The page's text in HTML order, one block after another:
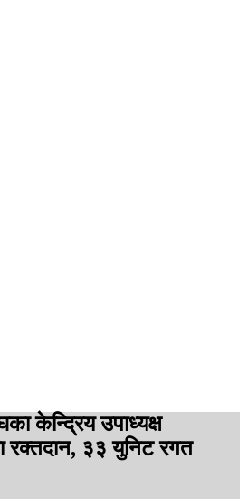
केन्द्रिय उपाध्यक्ष
रक्तदान, ३३ युनिट रगत